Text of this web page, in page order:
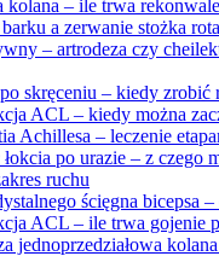
kolana – ile trwa
a zerwanie stożka
– artrodeza czy
skręceniu – kiedy zrobić
ACL – kiedy można
Achillesa – leczenie
po urazie – z czego
ruchu
ścięgna bicepsa
ACL – ile trwa gojenie
jednoprzedziałowa